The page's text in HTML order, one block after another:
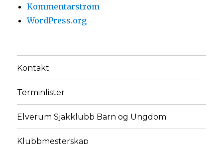
Kommentarstrøm
WordPress.org
Kontakt
Terminlister
Elverum Sjakklubb Barn og Ungdom
Klubbmesterskap